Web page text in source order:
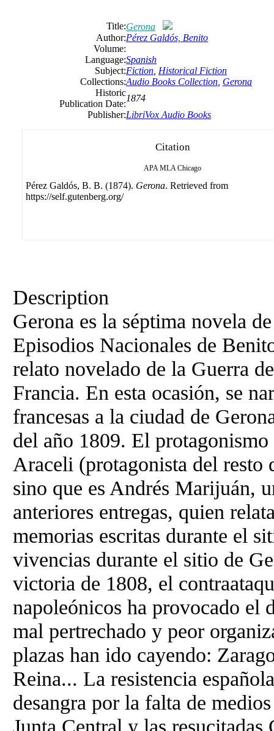
Title:Gerona
Author:Pérez Galdós, Benito
Volume:
Language:Spanish
Subject:Fiction Historical Fiction
Collections:Audio Books Collection Gerona
Historic
Publication Date:
1874
Publisher:LibriVox Audio Books
Citation
APA MLA Chicago
Pérez Galdós, B. B. (1874). Gerona. Retrieved from
https://self.gutenberg.org/
Description
Gerona es la séptima novela
Episodios Nacionales de
relato novelado de la Guerra
Francia. En esta ocasión, se
francesas a la ciudad de
del año 1809. El
Araceli (protagonista del resto
sino que es Andrés Marijuán,
anteriores entregas, quien
memorias escritas durante el
vivencias durante el sitio de
victoria de 1808, el
napoleónicos ha provocado el
mal pertrechado y peor
plazas han ido cayendo:
Reina... La resistencia
desangra por la falta de
Junta Central y las resucitadas